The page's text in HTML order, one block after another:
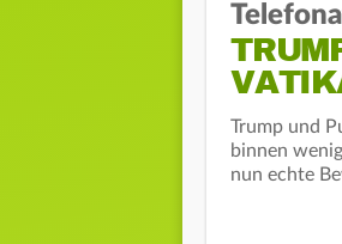
Trump und
binnen
nun echte